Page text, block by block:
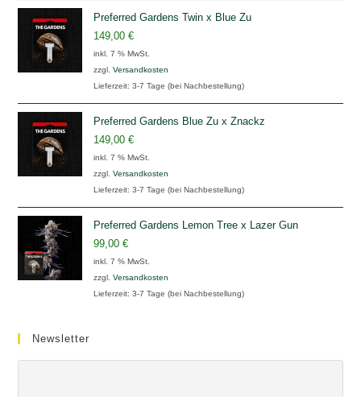
Preferred Gardens Twin x Blue Zu
149,00€
inkl. 7 % MwSt.
zzgl.Versandkosten
Lieferzeit:3-7 Tage (bei Nachbestellung)
Preferred Gardens Blue Zu x Znackz
149,00€
inkl. 7 % MwSt.
zzgl.Versandkosten
Lieferzeit:3-7 Tage (bei Nachbestellung)
Preferred Gardens Lemon Tree x Lazer Gun
99,00€
inkl. 7 % MwSt.
zzgl.Versandkosten
Lieferzeit:3-7 Tage (bei Nachbestellung)
Newsletter